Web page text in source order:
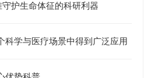
护生命体征的科研利器
科学与医疗场景中得到广泛应用